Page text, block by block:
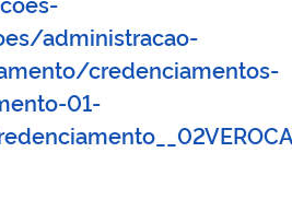
administracao-
credenciamentos-
01-